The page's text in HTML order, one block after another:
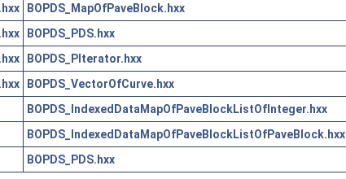
BOPDS_MapOfPaveBlock.hxx
BOPDS_PDS.hxx
BOPDS_PIterator.hxx
BOPDS_VectorOfCurve.hxx
BOPDS_IndexedDataMapOfPaveBlockListOfInteger.hxx
BOPDS_IndexedDataMapOfPaveBlockListOfPaveBlock.hxx
BOPDS_PDS.hxx